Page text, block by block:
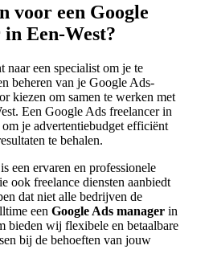
voor een Google
Een-West?
naar een specialist om je te
beheren van je Google Ads-
kiezen om samen te werken met
Een Google Ads freelancer in
je advertentiebudget efficiënt
te behalen.
een ervaren en professionele
ook freelance diensten aanbiedt
dat niet alle bedrijven de
een Google Ads manager in
bieden wij flexibele en betaalbare
bij de behoeften van jouw